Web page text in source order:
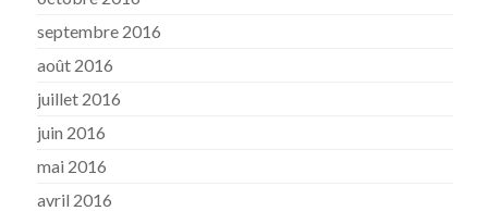
septembre 2016
août 2016
juillet 2016
juin 2016
mai 2016
avril 2016